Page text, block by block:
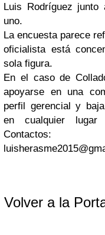
Luis Rodríguez
uno.
La encuesta parece
oficialista está
sola figura.
En el caso de
apoyarse en una
perfil gerencial y
en cualquier lugar
Volver a la